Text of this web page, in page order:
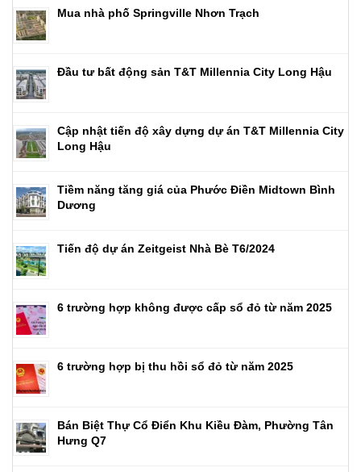
Mua nhà phố Springville Nhơn Trạch
Đầu tư bất động sản T&T Millennia City Long Hậu
Cập nhật tiến độ xây dựng dự án T&T Millennia City
Long Hậu
Tiềm năng tăng giá của Phước Điền Midtown Bình
Dương
Tiến độ dự án Zeitgeist Nhà Bè T6/2024
6 trường hợp không được cấp sổ đỏ từ năm 2025
6 trường hợp bị thu hồi sổ đỏ từ năm 2025
Bán Biệt Thự Cổ Điển Khu Kiều Đàm, Phường Tân
Hưng Q7